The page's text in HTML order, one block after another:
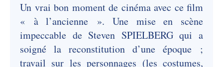
Un vrai bon moment de cinéma avec ce film
« à l’ancienne ». Une mise en scène
impeccable de Steven SPIELBERG qui a
soigné la reconstitution d’une époque ;
travail sur les personnages (les costumes,